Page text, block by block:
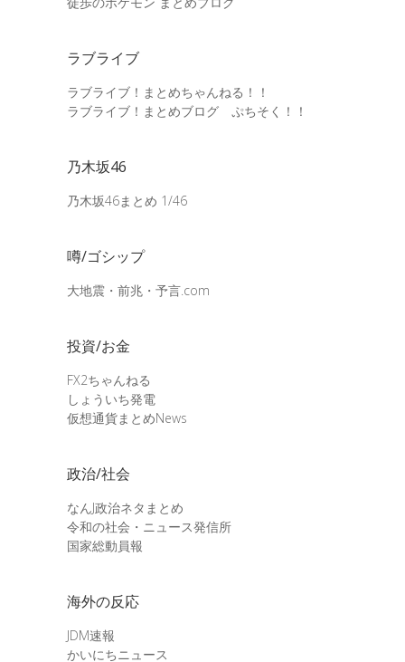
ラブライブ
ラブライブ！まとめちゃんねる！！
ラブライブ！まとめブログ ぷちそく！！
乃木坂46
乃木坂46まとめ 1/46
噂/ゴシップ
大地震・前兆・予言.com
投資/お金
FX2ちゃんねる
しょういち発電
仮想通貨まとめNews
政治/社会
なんJ政治ネタまとめ
令和の社会・ニュース発信所
国家総動員報
海外の反応
JDM速報
かいにちニュース